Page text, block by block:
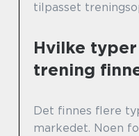
tilpasset
Hvilke
trening
Det finnes flere
markedet. Noen